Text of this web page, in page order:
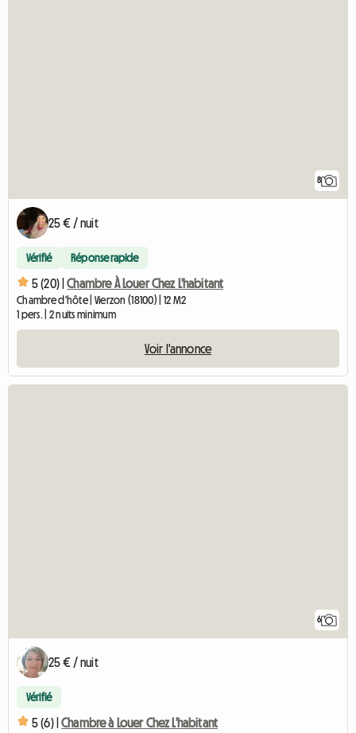
8
25 € / nuit
Vérifié Réponse rapide
5 (20) | Chambre À Louer Chez L'habitant
Chambre d'hôte | Vierzon (18100) | 12 M2
1 pers. | 2 nuits minimum
Voir l'annonce
6
25 € / nuit
Vérifié
5 (6) | Chambre à Louer Chez L'habitant